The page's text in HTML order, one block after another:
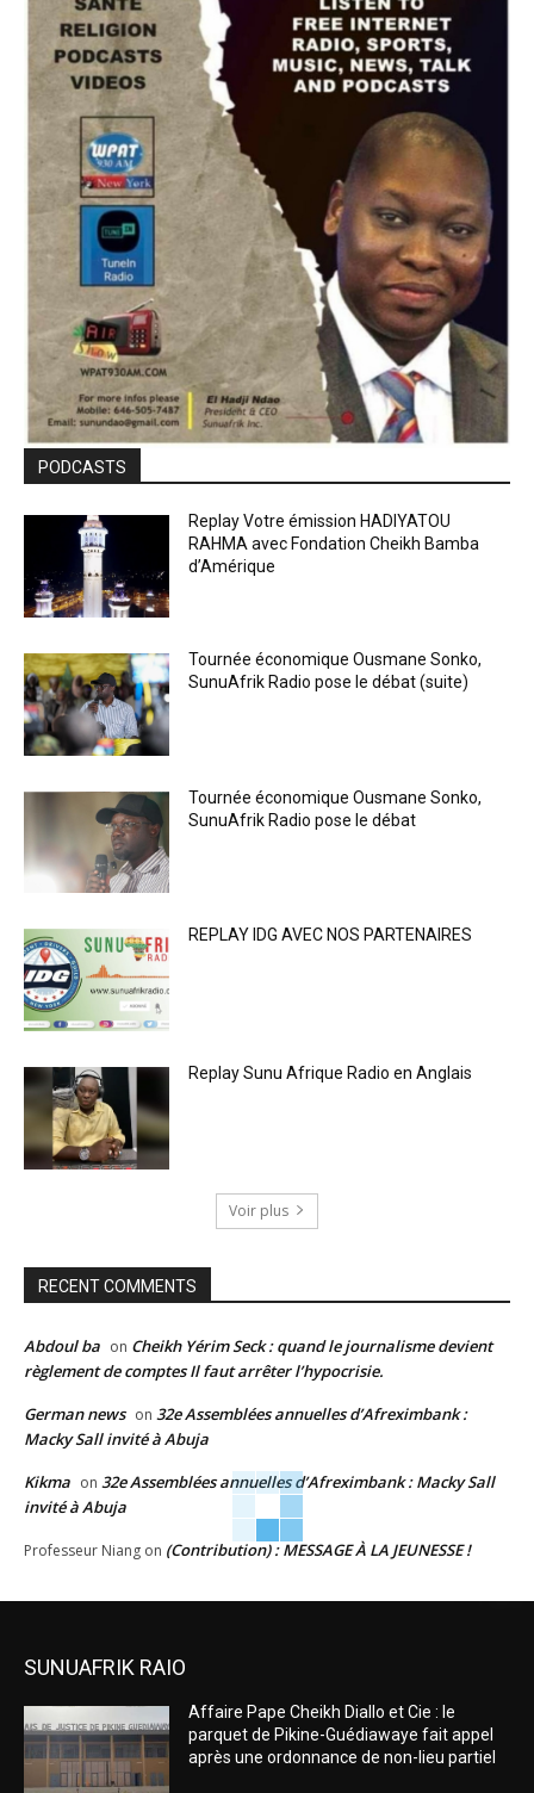
PODCASTS
Replay Votre émission HADIYATOU
RAHMA avec Fondation Cheikh Bamba
d’Amérique
Tournée économique Ousmane Sonko,
SunuAfrik Radio pose le débat (suite)
Tournée économique Ousmane Sonko,
SunuAfrik Radio pose le débat
REPLAY IDG AVEC NOS PARTENAIRES
Replay Sunu Afrique Radio en Anglais
Voir plus
RECENT COMMENTS
Abdoul ba on Cheikh Yérim Seck : quand le journalisme devient
règlement de comptes Il faut arrêter l’hypocrisie.
German news on 32e Assemblées annuelles d’Afreximbank :
Macky Sall invité à Abuja
Kikma on 32e Assemblées annuelles d’Afreximbank : Macky Sall
invité à Abuja
Professeur Niang on (Contribution) : MESSAGE À LA JEUNESSE !
SUNUAFRIK RAIO
Affaire Pape Cheikh Diallo et Cie : le
parquet de Pikine-Guédiawaye fait appel
après une ordonnance de non-lieu partiel